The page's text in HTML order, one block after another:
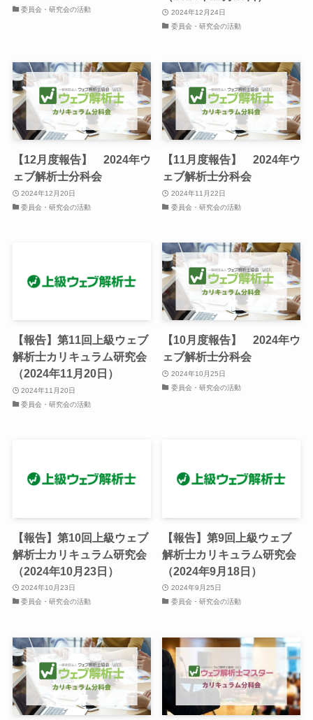
委員会・研究会の活動
2024年12月24日
委員会・研究会の活動
【12月度報告】 2024年ウ
ェブ解析士分科会
2024年12月20日
委員会・研究会の活動
【11月度報告】 2024年ウ
ェブ解析士分科会
2024年11月22日
委員会・研究会の活動
【報告】第11回上級ウェブ
解析士カリキュラム研究会
（2024年11月20日）
2024年11月20日
委員会・研究会の活動
【10月度報告】 2024年ウ
ェブ解析士分科会
2024年10月25日
委員会・研究会の活動
【報告】第10回上級ウェブ
解析士カリキュラム研究会
（2024年10月23日）
2024年10月23日
委員会・研究会の活動
【報告】第9回上級ウェブ
解析士カリキュラム研究会
（2024年9月18日）
2024年9月25日
委員会・研究会の活動